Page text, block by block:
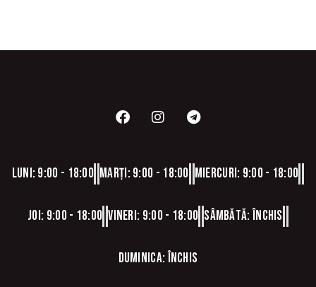
Luni: 9:00 - 18:00 Marți: 9:00 - 18:00 Miercuri: 9:00 - 18:00
Joi: 9:00 - 18:00 Vineri: 9:00 - 18:00 Sâmbătă: Închis
Duminica: Închis